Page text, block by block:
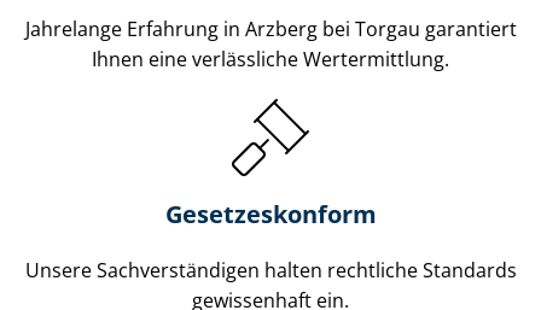
Jahrelange Erfahrung in Arzberg bei Torgau garantiert
Ihnen eine verlässliche Wertermittlung.
Gesetzes­konform
Unsere Sach­ver­stän­di­gen halten rechtliche Standards
gewissenhaft ein.